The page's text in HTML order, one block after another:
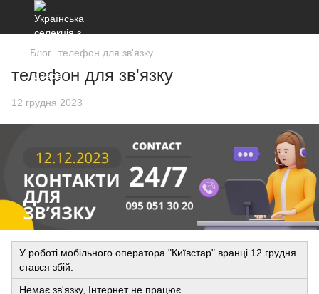
Блог телефон для зв'язку
телефон для зв'язку
12 грудня 2023
У роботі мобільного оператора "Київстар" вранці 12 грудня
стався збій.
Немає зв'язку, Інтернет не працює.